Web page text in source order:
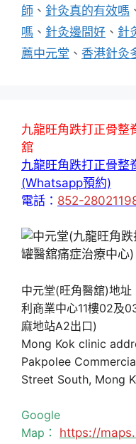
師 、 針灸真的有效嗎
嗎 、 針灸邊間好 、 針
薦中元堂 、 香港針灸
九龍旺角跌打正骨整
舘
九龍旺角跌打正骨整
(Whatsapp預約)
電話： 852-
中元堂(旺角醫舘)地址
利商業中心11樓02及
麻地站A2出口)
Mong Kok clinic
Pakpolee
Street South, Mong
Google
Map： https://